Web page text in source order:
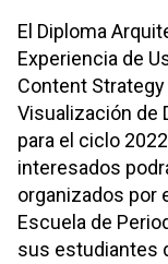
El Diploma
Experiencia de
Content
Visualización de
para el ciclo
interesados
organizados por
Escuela de
sus estudiantes